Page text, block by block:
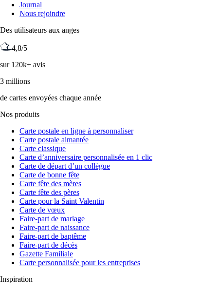
Journal
Nous rejoindre
Des utilisateurs aux anges
4,8/5
sur 120k+ avis
3 millions
de cartes envoyées chaque année
Nos produits
Carte postale en ligne à personnaliser
Carte postale aimantée
Carte classique
Carte d’anniversaire personnalisée en 1 clic
Carte de départ d’un collègue
Carte de bonne fête
Carte fête des mères
Carte fête des pères
Carte pour la Saint Valentin
Carte de vœux
Faire-part de mariage
Faire-part de naissance
Faire-part de baptême
Faire-part de décès
Gazette Familiale
Carte personnalisée pour les entreprises
Inspiration